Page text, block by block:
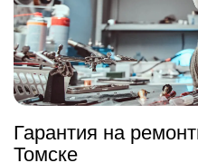
Гарантия на
Томске